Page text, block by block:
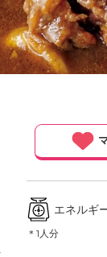
ょ
う
の
料
エネルギ
＊1人分